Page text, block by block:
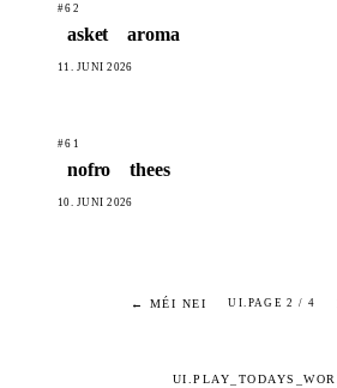
#62
asket aroma
11. JUNI 2026
#61
nofro thees
10. JUNI 2026
← MÉI NEI UI.PAGE 2 / 4